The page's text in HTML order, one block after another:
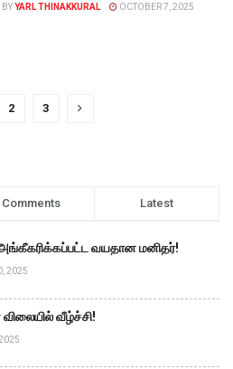
BYYARL THINAKKURAL OCTOBER 7, 2025
2 3
Comments Latest
வயதான மனிதர்!
2025
வீழ்ச்சி!